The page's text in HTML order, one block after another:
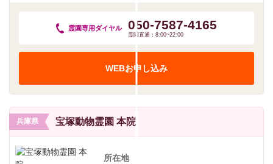
霊園専用 ダイヤル 050-7587-4165
霊園直通：8:00~22:00
WEBお申し込み
兵庫県 宝塚動物霊園 本院
所在地